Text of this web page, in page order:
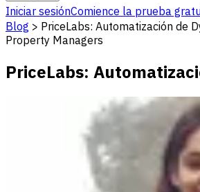
Iniciar sesiónComience la prueba
Blog > PriceLabs: Automatización de
Property Managers
PriceLabs: